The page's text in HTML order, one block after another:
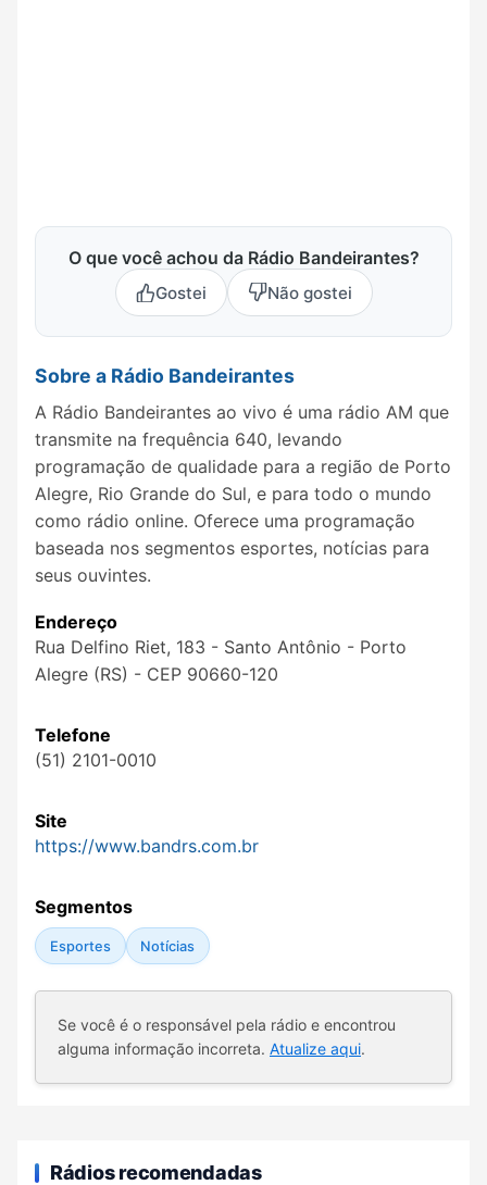
O que você achou da Rádio Bandeirantes?
Gostei Não gostei
Sobre a Rádio Bandeirantes
A Rádio Bandeirantes ao vivo é uma rádio AM que
transmite na frequência 640, levando
programação de qualidade para a região de Porto
Alegre, Rio Grande do Sul, e para todo o mundo
como rádio online. Oferece uma programação
baseada nos segmentos esportes, notícias para
seus ouvintes.
Endereço
Rua Delfino Riet, 183 - Santo Antônio - Porto
Alegre (RS) - CEP 90660-120
Telefone
(51) 2101-0010
Site
https://www.bandrs.com.br
Segmentos
Esportes Notícias
Se você é o responsável pela rádio e encontrou
alguma informação incorreta. Atualize aqui.
Rádios recomendadas